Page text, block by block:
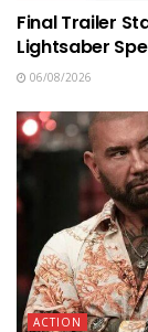
Final Trailer
Lightsaber
06/08/2026
ACTION